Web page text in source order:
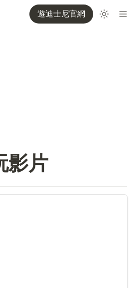
遊迪士尼官網
影片